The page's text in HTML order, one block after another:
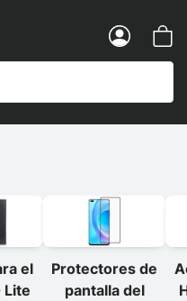
y accesorios para
el
Lite
Protectores de
pantalla del